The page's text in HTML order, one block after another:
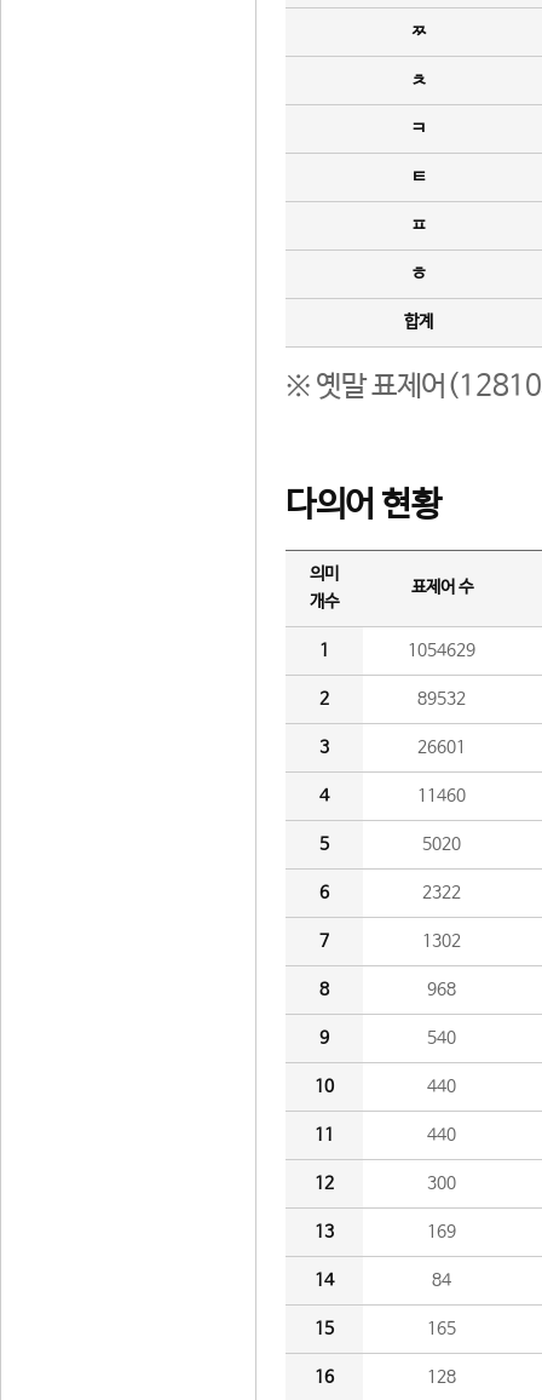
ㅉ
ㅊ
ㅋ
ㅌ
ㅍ
ㅎ
합계
※ 옛말 표제어(12810
다의어 현황
의미
개수
표제어 수
1 1054629
2 89532
3 26601
4 11460
5 5020
6 2322
7 1302
8 968
9 540
10 440
11 440
12 300
13 169
14 84
15 165
16 128